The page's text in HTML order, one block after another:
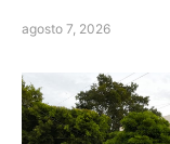
agosto 7, 2026